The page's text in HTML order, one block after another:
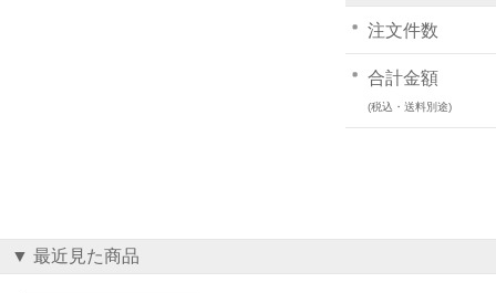
注文件数
合計金額
(税込・送料別途)
▼ 最近見た商品